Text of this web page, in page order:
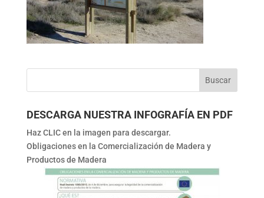
DESCARGA NUESTRA INFOGRAFÍA EN PDF
Haz CLIC en la imagen para descargar.
Obligaciones en la Comercialización de Madera y
Productos de Madera